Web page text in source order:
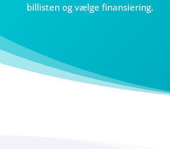
billisten og vælge finansiering.